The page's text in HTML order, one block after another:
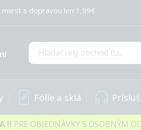
s dopravou len 1,99€
Hľadať
Fólie a sklá
!! PRE OBJEDNÁVKY S OSOBNÝM